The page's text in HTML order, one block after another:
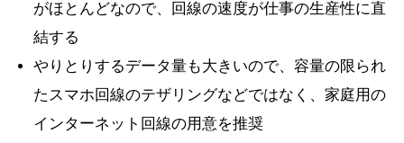
がほとんどなので、回線の速度が仕事の生産性に直
結する
やりとりするデータ量も大きいので、容量の限られ
たスマホ回線のテザリングなどではなく、家庭用の
インターネット回線の用意を推奨